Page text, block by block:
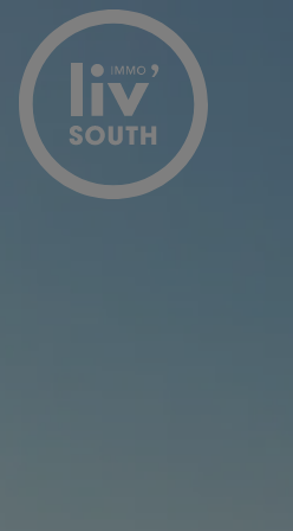
Passer le menu et aller au contenu